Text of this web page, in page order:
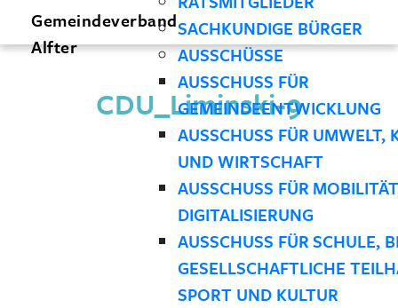
Gemeindeverband
Alfter
SACHKUNDIGE BÜRGER
AUSSCHÜSSE
AUSSCHUSS FÜR
GEMEINDEENTWICKLUNG
AUSSCHUSS FÜR UMWELT,
UND WIRTSCHAFT
AUSSCHUSS FÜR
DIGITALISIERUNG
AUSSCHUSS FÜR SCHULE,
GESELLSCHAFTLICHE
SPORT UND KULTUR
CDU_Liminski-9